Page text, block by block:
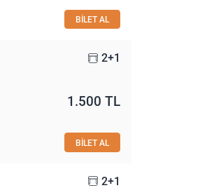
BİLET AL
2+1
1.500 TL
BİLET AL
2+1